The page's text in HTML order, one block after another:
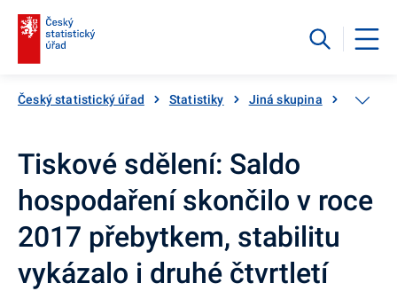
Český statistický úřad Statistiky Jiná skupina
Tiskové sdělení: Saldo
hospodaření skončilo v roce
2017 přebytkem, stabilitu
vykázalo i druhé čtvrtletí